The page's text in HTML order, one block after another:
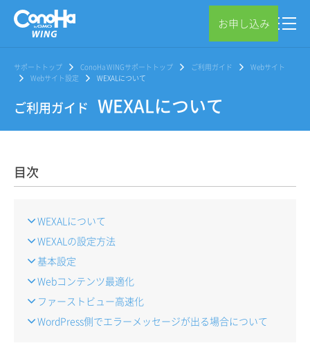
お申し込み
サポートトップ ConoHa WINGサポートトップ ご利用ガイド
Webサイト
Webサイト設定
WEXALについて
ご利用ガイド WEXALについて
目次
WEXALについて
WEXALの設定方法
基本設定
Webコンテンツ最適化
ファーストビュー高速化
WordPress側でエラーメッセージが出る場合について